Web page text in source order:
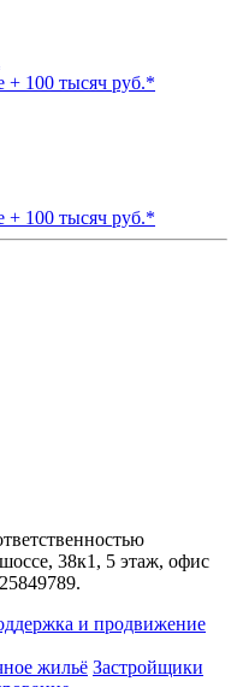
+ 100 тысяч руб.*
+ 100 тысяч руб.*
38к1, 5 этаж, офис
и продвижение
жильё Застройщики